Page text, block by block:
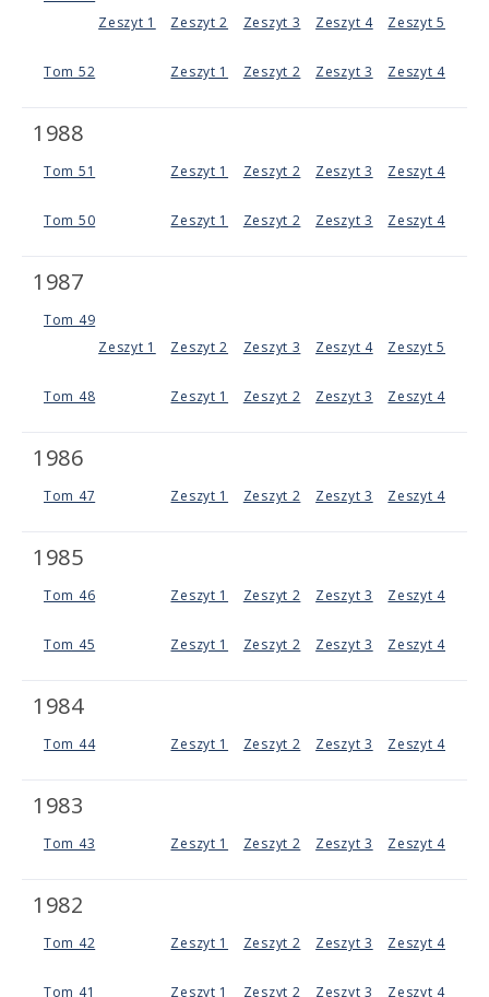
Zeszyt 1
Zeszyt 2 Zeszyt 3 Zeszyt 4 Zeszyt 5
Tom 52 Zeszyt 1 Zeszyt 2 Zeszyt 3 Zeszyt 4
1988
Tom 51 Zeszyt 1 Zeszyt 2 Zeszyt 3 Zeszyt 4
Tom 50 Zeszyt 1 Zeszyt 2 Zeszyt 3 Zeszyt 4
1987
Tom 49
Zeszyt 1
Zeszyt 2 Zeszyt 3 Zeszyt 4 Zeszyt 5
Tom 48 Zeszyt 1 Zeszyt 2 Zeszyt 3 Zeszyt 4
1986
Tom 47 Zeszyt 1 Zeszyt 2 Zeszyt 3 Zeszyt 4
1985
Tom 46 Zeszyt 1 Zeszyt 2 Zeszyt 3 Zeszyt 4
Tom 45 Zeszyt 1 Zeszyt 2 Zeszyt 3 Zeszyt 4
1984
Tom 44 Zeszyt 1 Zeszyt 2 Zeszyt 3 Zeszyt 4
1983
Tom 43 Zeszyt 1 Zeszyt 2 Zeszyt 3 Zeszyt 4
1982
Tom 42 Zeszyt 1 Zeszyt 2 Zeszyt 3 Zeszyt 4
Tom 41 Zeszyt 1 Zeszyt 2 Zeszyt 3 Zeszyt 4